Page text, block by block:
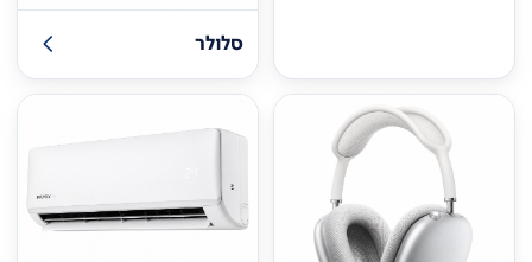
סלולר